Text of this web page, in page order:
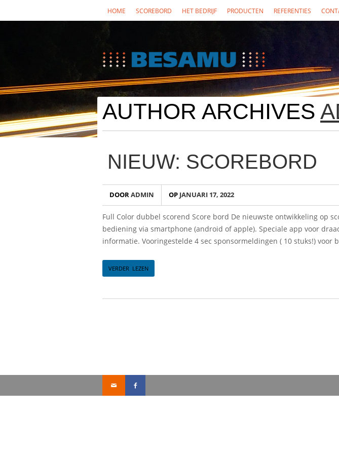
HOME SCOREBORD HET BEDRIJF PRODUCTEN REFERENTIES
AUTHOR ARCHIVES
NIEUW: SCOREBORD
DOORADMIN OP JANUARI 17, 2022
Full Color dubbel scorend Score bord De nieuwste ontwikkeling op
bediening via smartphone (android of apple). Speciale app voor
informatie. Vooringestelde 4 sec sponsormeldingen ( 10 stuks!)
VERDER LEZEN